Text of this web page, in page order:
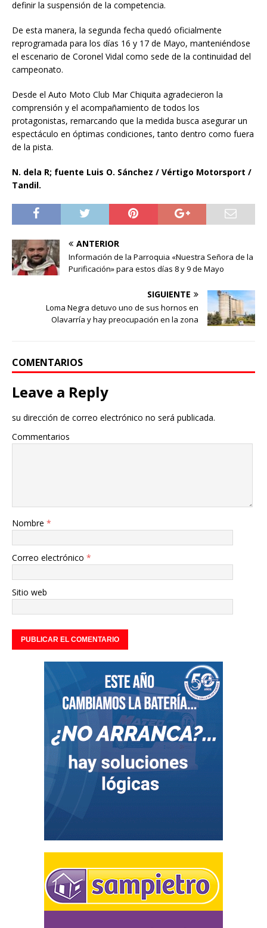
definir la suspensión de la competencia.
De esta manera, la segunda fecha quedó oficialmente
reprogramada para los días 16 y 17 de Mayo, manteniéndose
el escenario de Coronel Vidal como sede de la continuidad del
campeonato.
Desde el Auto Moto Club Mar Chiquita agradecieron la
comprensión y el acompañamiento de todos los
protagonistas, remarcando que la medida busca asegurar un
espectáculo en óptimas condiciones, tanto dentro como fuera
de la pista.
N. dela R; fuente Luis O. Sánchez / Vértigo Motorsport /
Tandil.
ANTERIOR
Información de la Parroquia «Nuestra Señora de la
Purificación» para estos días 8 y 9 de Mayo
SIGUIENTE
Loma Negra detuvo uno de sus hornos en
Olavarría y hay preocupación en la zona
COMENTARIOS
Leave a Reply
su dirección de correo electrónico no será publicada.
Commentarios
Nombre *
Correo electrónico *
Sitio web